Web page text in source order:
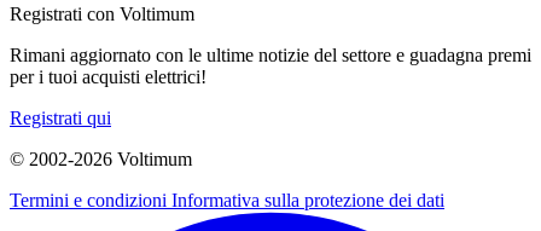
Registrati con Voltimum
Rimani aggiornato con le ultime notizie del settore e guadagna premi
per i tuoi acquisti elettrici!
Registrati qui
© 2002-2026 Voltimum
Termini e condizioni Informativa sulla protezione dei dati